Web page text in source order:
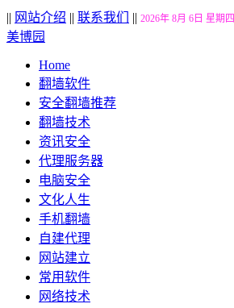
|| 网站介绍 || 联系我们 || 2026年 8月 6日 星期四
美博园
Home
翻墙软件
安全翻墙推荐
翻墙技术
资讯安全
代理服务器
电脑安全
文化人生
手机翻墙
自建代理
网站建立
常用软件
网络技术